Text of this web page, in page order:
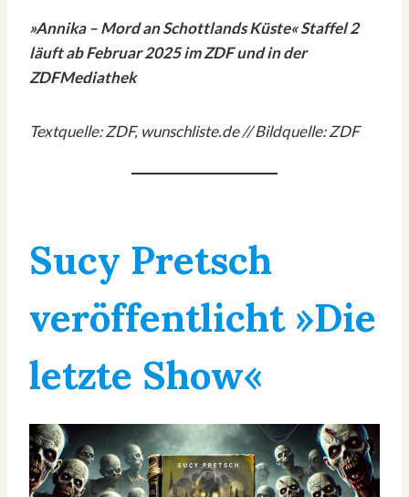
»Annika – Mord an Schottlands Küste« Staffel 2
läuft ab Februar 2025 im ZDF und in der
ZDFMediathek
Textquelle: ZDF, wunschliste.de// Bildquelle: ZDF
Sucy Pretsch
veröffentlicht »Die
letzte Show«